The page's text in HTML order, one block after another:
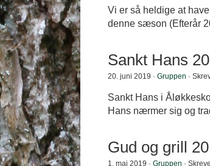
Vi er så heldige at
denne sæson (Efterår
Sankt Hans
20. juni 2019 · Gruppen ·
Sankt Hans i
Hans nærmer sig og
Gud og grill
1. maj 2019 · Gruppen ·